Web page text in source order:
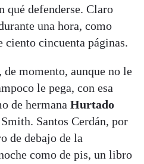
qué defenderse. Claro
una hora, como
cincuenta páginas.
momento, aunque no le
le pega, con esa
de hermana Hurtado
Santos Cerdán, por
de debajo de la
como de pis, un libro